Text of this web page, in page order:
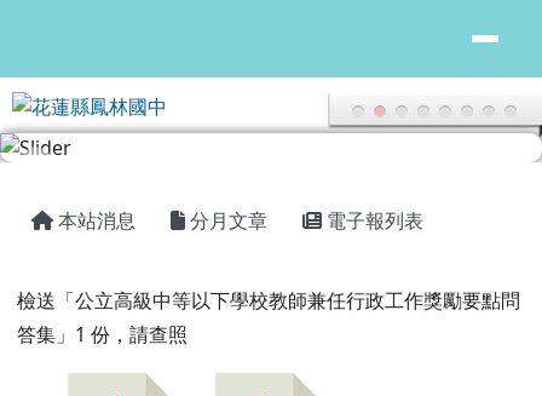
本站消息 分月文章 電子報列表
檢送「公立高級中等以下學校教師兼
檢送「公立高級中等以下學校教師兼任行政工作獎勵要點問
答集」1 份，請查照